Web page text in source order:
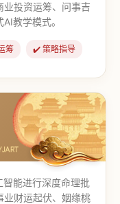
投资运筹、问事吉
教学模式。
筹 ✔️ 策略指导
传统奇门】
能进行深度命理批
业财运起伏、姻缘桃